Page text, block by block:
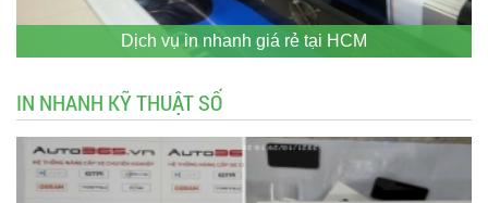
Dịch vụ in nhanh giá rẻ tại HCM
IN NHANH KỸ THUẬT SỐ